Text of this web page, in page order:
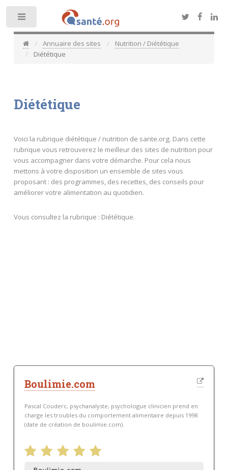
Annuaire des sites
Nutrition / Diététique
Diététique
Diététique
Voici la rubrique diététique / nutrition de sante.org. Dans cette
rubrique vous retrouverez le meilleur des sites de nutrition pour
vous accompagner dans votre démarche. Pour cela nous
mettons à votre disposition un ensemble de sites vous
proposant : des programmes, des recettes, des conseils pour
améliorer votre alimentation au quotidien.
Vous consultez la rubrique : Diététique.
Boulimie.com
Pascal Couderc, psychanalyste, psychologue clinicien prend en
charge les troubles du comportement alimentaire depuis 1998
(date de création de boulimie.com).
Toggle